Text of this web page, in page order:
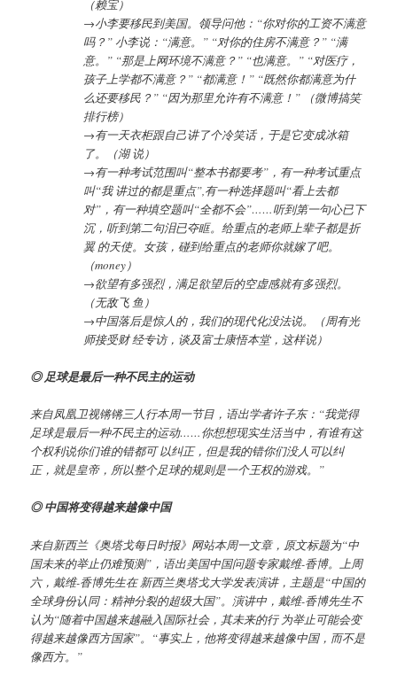
（赖宝）
→小李要移民到美国。领导问他：“你对你的工资不满意
吗？” 小李说：“满意。” “对你的住房不满意？” “满
意。” “那是上网环境不满意？” “也满意。” “对医疗，
孩子上学都不满意？” “都满意！” “既然你都满意为什
么还要移民？” “因为那里允许有不满意！” （微博搞笑
排行榜）
→有一天衣柜跟自己讲了个冷笑话，于是它变成冰箱
了。（湖 说）
→有一种考试范围叫“整本书都要考”，有一种考试重点
叫“我 讲过的都是重点”,有一种选择题叫“看上去都
对”，有一种填空题叫“全都不会”……听到第一句心已下
沉，听到第二句泪已夺眶。给重点的老师上辈子都是折
翼 的天使。女孩，碰到给重点的老师你就嫁了吧。
（money）
→欲望有多强烈，满足欲望后的空虚感就有多强烈。
（无敌飞 鱼）
→中国落后是惊人的，我们的现代化没法说。（周有光
师接受财 经专访，谈及富士康悟本堂，这样说）
◎ 足球是最后一种不民主的运动
来自凤凰卫视锵锵三人行本周一节目，语出学者许子东：“我觉得
足球是最后一种不民主的运动……你想想现实生活当中，有谁有这
个权利说你们谁的错都可 以纠正，但是我的错你们没人可以纠
正，就是皇帝，所以整个足球的规则是一个王权的游戏。”
◎ 中国将变得越来越像中国
来自新西兰《奥塔戈每日时报》网站本周一文章，原文标题为“中
国未来的举止仍难预测”，语出美国中国问题专家戴维-香博。上周
六，戴维-香博先生在 新西兰奥塔戈大学发表演讲，主题是“中国的
全球身份认同：精神分裂的超级大国”。演讲中，戴维-香博先生不
认为“随着中国越来越融入国际社会，其未来的行 为举止可能会变
得越来越像西方国家”。“事实上，他将变得越来越像中国，而不是
像西方。”